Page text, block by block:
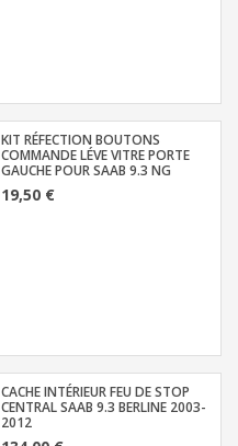
KIT RÉFECTION BOUTONS
COMMANDE LÉVE VITRE PORTE
GAUCHE POUR SAAB 9.3 NG
19,50 €
CACHE INTÉRIEUR FEU DE STOP
CENTRAL SAAB 9.3 BERLINE 2003-
2012